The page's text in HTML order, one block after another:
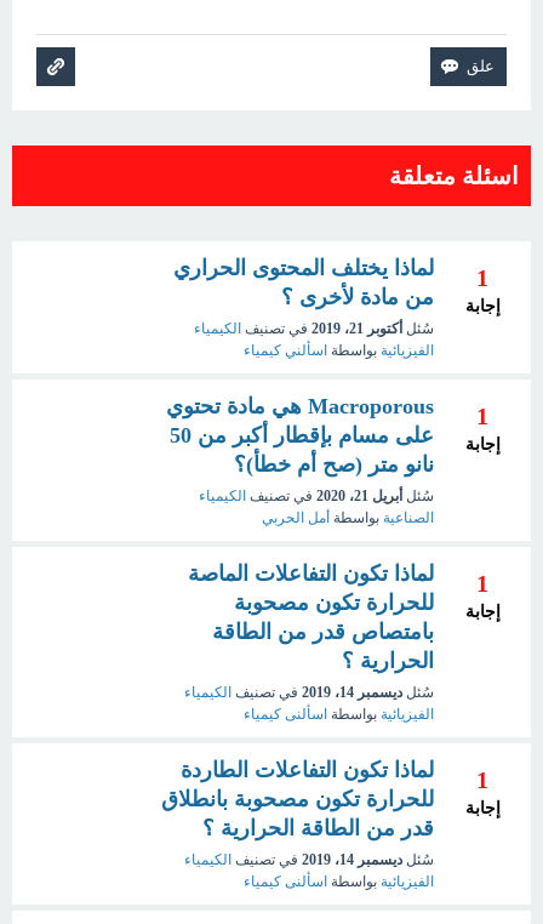
اسئلة متعلقة
1
إجابة
لماذا يختلف المحتوى الحراري
من مادة لأخرى ؟
سُئل أكتوبر 21، 2019 في تصنيف الكيمياء
الفيزيائية بواسطة اسألني كيمياء
1
إجابة
Macroporous هي مادة تحتوي
على مسام بإقطار أكبر من 50
نانو متر (صح أم خطأ)؟
سُئل أبريل 21، 2020 في تصنيف الكيمياء
الصناعية بواسطة أمل الحربي
1
إجابة
لماذا تكون التفاعلات الماصة
للحرارة تكون مصحوبة
بامتصاص قدر من الطاقة
الحرارية ؟
سُئل ديسمبر 14، 2019 في تصنيف الكيمياء
الفيزيائية بواسطة اسألنى كيمياء
1
إجابة
لماذا تكون التفاعلات الطاردة
للحرارة تكون مصحوبة بانطلاق
قدر من الطاقة الحرارية ؟
سُئل ديسمبر 14، 2019 في تصنيف الكيمياء
الفيزيائية بواسطة اسألنى كيمياء